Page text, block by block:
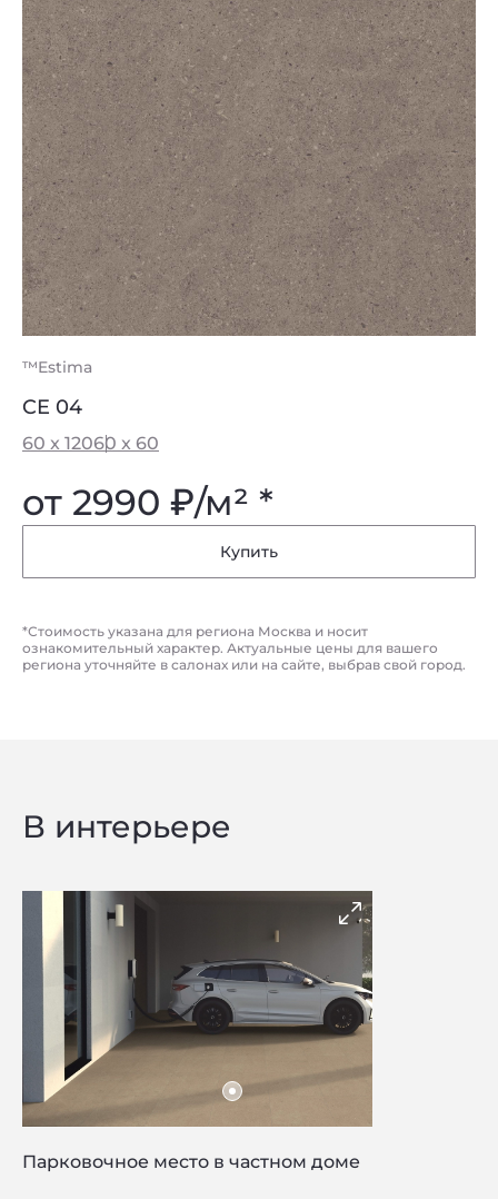
™Estima
CE 04
60 x 12060 x 60
от 2990 ₽/м² *
Купить
*Стоимость указана для региона Москва и носит
ознакомительный характер. Актуальные цены для вашего
региона уточняйте в салонах или на сайте, выбрав свой город.
В интерьере
Парковочное место в частном доме